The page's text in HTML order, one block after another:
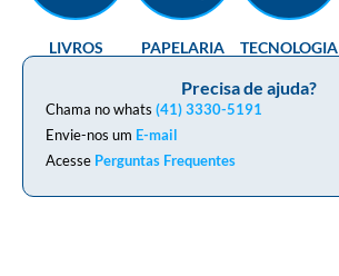
Precisa de ajuda?
Chama no whats (41) 3330-5191
Envie-nos um E-mail
Acesse Perguntas Frequentes
LIVROS PAPELARIA TECNOLOGIA